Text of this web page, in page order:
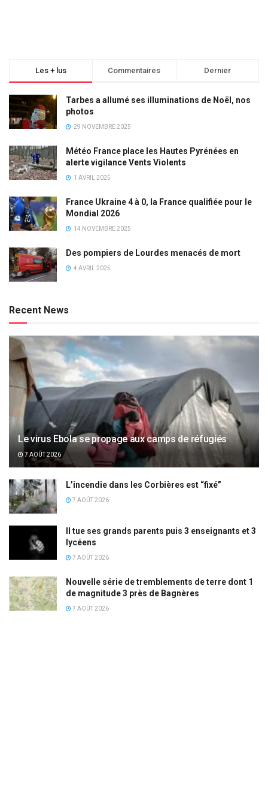
Les + lus Commentaires Dernier
Tarbes a allumé ses illuminations de Noël, nos
photos
29 NOVEMBRE 2025
Météo France place les Hautes Pyrénées en
alerte vigilance Vents Violents
1 AVRIL 2025
France Ukraine 4 à 0, la France qualifiée pour le
Mondial 2026
14 NOVEMBRE 2025
Des pompiers de Lourdes menacés de mort
4 AVRIL 2025
Recent News
Le virus Ebola se propage aux camps de réfugiés
7 AOÛT 2026
L’incendie dans les Corbières est “fixé”
7 AOÛT 2026
Il tue ses grands parents puis 3 enseignants et 3
lycéens
7 AOÛT 2026
Nouvelle série de tremblements de terre dont 1
de magnitude 3 près de Bagnères
7 AOÛT 2026